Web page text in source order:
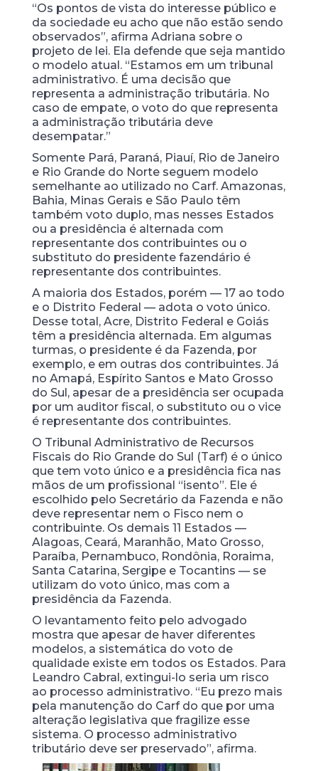
“Os pontos de vista do interesse público e
da sociedade eu acho que não estão sendo
observados”, afirma Adriana sobre o
projeto de lei. Ela defende que seja mantido
o modelo atual. “Estamos em um tribunal
administrativo. É uma decisão que
representa a administração tributária. No
caso de empate, o voto do que representa
a administração tributária deve
desempatar.”
Somente Pará, Paraná, Piauí, Rio de Janeiro
e Rio Grande do Norte seguem modelo
semelhante ao utilizado no Carf. Amazonas,
Bahia, Minas Gerais e São Paulo têm
também voto duplo, mas nesses Estados
ou a presidência é alternada com
representante dos contribuintes ou o
substituto do presidente fazendário é
representante dos contribuintes.
A maioria dos Estados, porém — 17 ao todo
e o Distrito Federal — adota o voto único.
Desse total, Acre, Distrito Federal e Goiás
têm a presidência alternada. Em algumas
turmas, o presidente é da Fazenda, por
exemplo, e em outras dos contribuintes. Já
no Amapá, Espírito Santos e Mato Grosso
do Sul, apesar de a presidência ser ocupada
por um auditor fiscal, o substituto ou o vice
é representante dos contribuintes.
O Tribunal Administrativo de Recursos
Fiscais do Rio Grande do Sul (Tarf) é o único
que tem voto único e a presidência fica nas
mãos de um profissional “isento”. Ele é
escolhido pelo Secretário da Fazenda e não
deve representar nem o Fisco nem o
contribuinte. Os demais 11 Estados —
Alagoas, Ceará, Maranhão, Mato Grosso,
Paraíba, Pernambuco, Rondônia, Roraima,
Santa Catarina, Sergipe e Tocantins — se
utilizam do voto único, mas com a
presidência da Fazenda.
O levantamento feito pelo advogado
mostra que apesar de haver diferentes
modelos, a sistemática do voto de
qualidade existe em todos os Estados. Para
Leandro Cabral, extingui-lo seria um risco
ao processo administrativo. “Eu prezo mais
pela manutenção do Carf do que por uma
alteração legislativa que fragilize esse
sistema. O processo administrativo
tributário deve ser preservado”, afirma.